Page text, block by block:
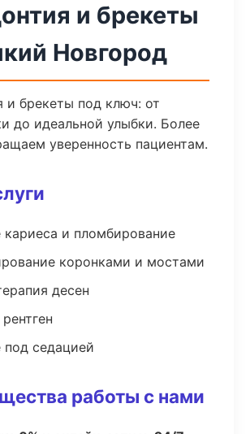
и брекеты
Новгород
и брекеты под ключ: от
до идеальной улыбки. Более
уверенность пациентам.
кариеса и пломбирование
коронками и мостами
десен
под седацией
работы с нами